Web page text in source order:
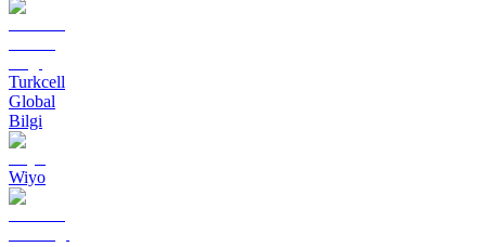
Turkcell
Global
Bilgi
Wiyo